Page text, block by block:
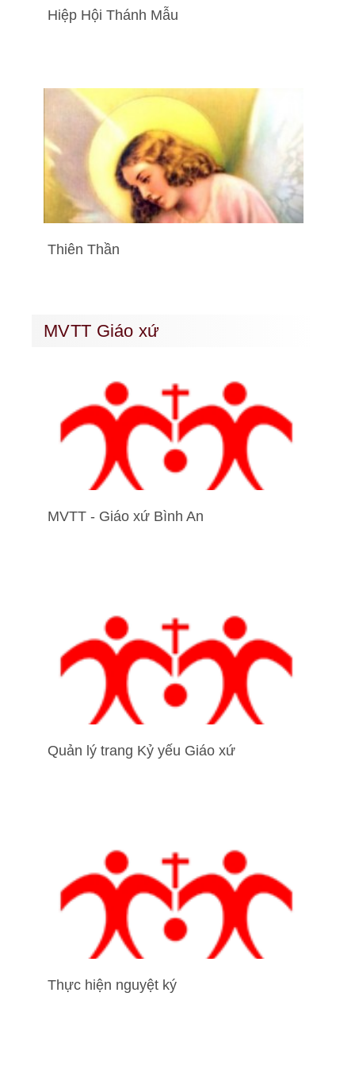
Hiệp Hội Thánh Mẫu
Thiên Thần
MVTT Giáo xứ
MVTT - Giáo xứ Bình An
Quản lý trang Kỷ yếu Giáo xứ
Thực hiện nguyệt ký